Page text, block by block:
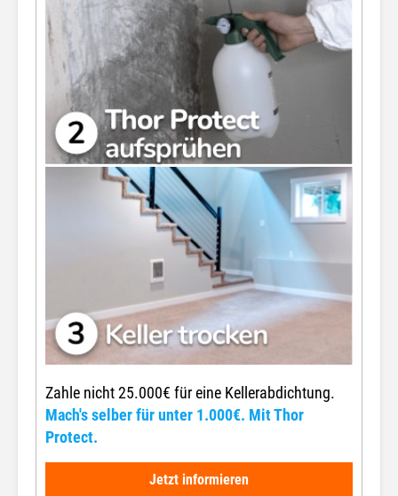
Zahle nicht 25.000€ für eine Kellerabdichtung.
Mach's selber für unter 1.000€. Mit Thor
Protect.
Jetzt informieren